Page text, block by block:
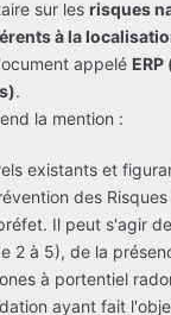
sur les risques
à la
appelé
.
la mention :
existants et
des
Il peut s'agir
2 à 5), de la
à portentiel
ayant fait